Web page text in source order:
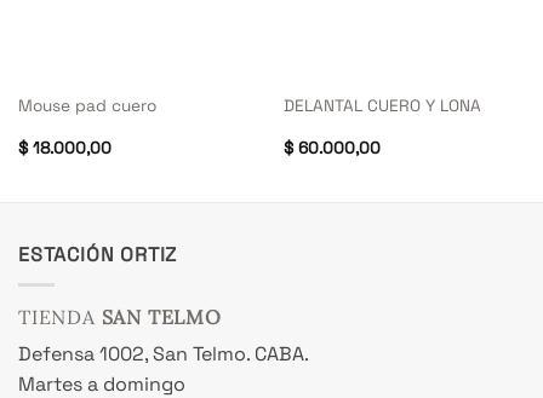
Mouse pad cuero
$18.000,00
DELANTAL CUERO Y LONA
$60.000,00
ESTACIÓN ORTIZ
TIENDA SAN TELMO
Defensa 1002, San Telmo. CABA.
Martes a domingo